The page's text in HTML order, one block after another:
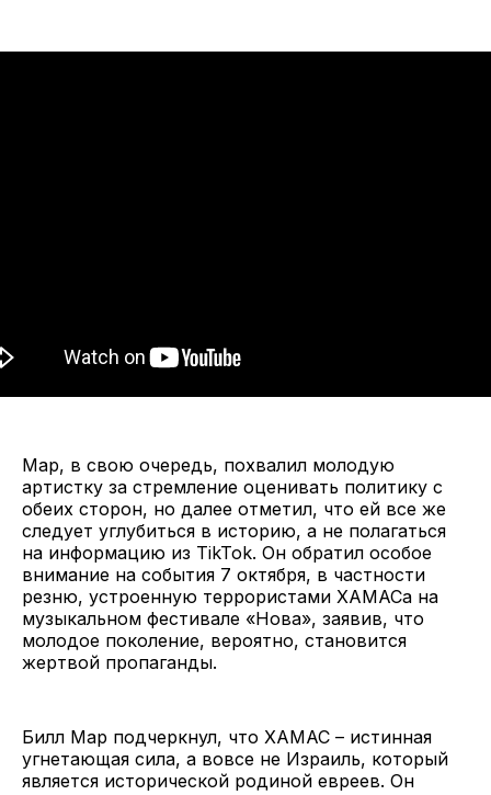
Мар, в свою очередь, похвалил молодую
артистку за стремление оценивать политику с
обеих сторон, но далее отметил, что ей все же
следует углубиться в историю, а не полагаться
на информацию из TikTok. Он обратил особое
внимание на события 7 октября, в частности
резню, устроенную террористами ХАМАСа на
музыкальном фестивале «Нова», заявив, что
молодое поколение, вероятно, становится
жертвой пропаганды.
Билл Мар подчеркнул, что ХАМАС – истинная
угнетающая сила, а вовсе не Израиль, который
является исторической родиной евреев. Он